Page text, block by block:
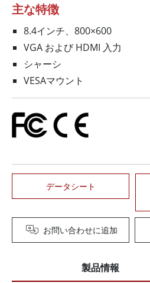
主な特徴
8.4インチ、800×600
VGA および HDMI 入力
シャーシ
VESAマウント
データシート
お問い合わせに追加
製品情報